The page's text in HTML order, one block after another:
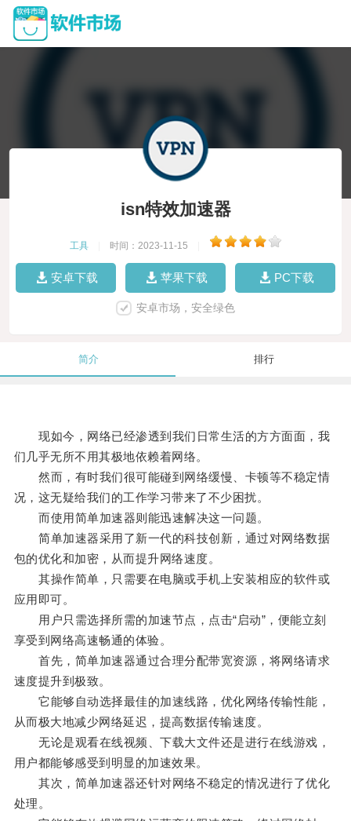
isn特效加速器
工具 时间：2023-11-15
安卓下载 苹果下载 PC下载
安卓市场，安全绿色
简介 排行
现如今，网络已经渗透到我们日常生活的方方面面，我
们几乎无所不用其极地依赖着网络。
然而，有时我们很可能碰到网络缓慢、卡顿等不稳定情
况，这无疑给我们的工作学习带来了不少困扰。
而使用简单加速器则能迅速解决这一问题。
简单加速器采用了新一代的科技创新，通过对网络数据
包的优化和加密，从而提升网络速度。
其操作简单，只需要在电脑或手机上安装相应的软件或
应用即可。
用户只需选择所需的加速节点，点击“启动”，便能立刻
享受到网络高速畅通的体验。
首先，简单加速器通过合理分配带宽资源，将网络请求
速度提升到极致。
它能够自动选择最佳的加速线路，优化网络传输性能，
从而极大地减少网络延迟，提高数据传输速度。
无论是观看在线视频、下载大文件还是进行在线游戏，
用户都能够感受到明显的加速效果。
其次，简单加速器还针对网络不稳定的情况进行了优化
处理。